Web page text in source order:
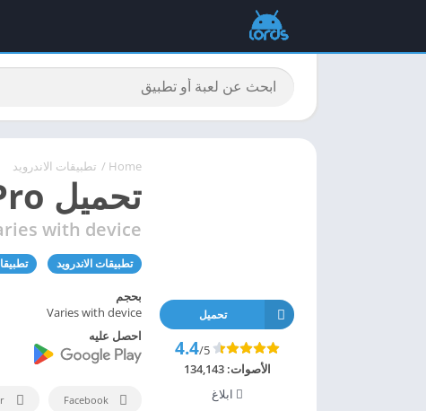
Home
/ تطبيقات الاندرويد
تحميل MX Player Pro اخر اصدار 2026 [مجانا]
with device
تطبيقات الاندرويد
تحميل
4.4/5
الأصوات:134,143
ابلاغ
بحجم
Varies with device
احصل عليه
Facebook